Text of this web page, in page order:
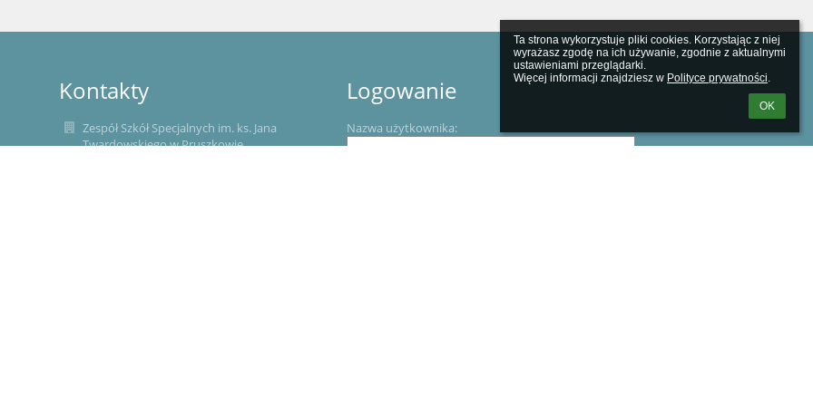
Ta strona wykorzystuje pliki cookies. Korzystając z niej
wyrażasz zgodę na ich używanie, zgodnie z aktualnymi
ustawieniami przeglądarki.
Więcej informacji znajdziesz w Polityce prywatności.
OK
Kontakty
Zespół Szkół Specjalnych im. ks. Jana
Twardowskiego w Pruszkowie
Logowanie
Nazwa użytkownika: